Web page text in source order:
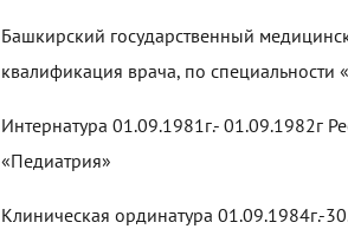
Башкирский государственный
квалификация врача, по специальности
Интернатура 01.09.1981г.- 01.09.1982г
«Педиатрия»
Клиническая ординатура 01.09.1984г.-